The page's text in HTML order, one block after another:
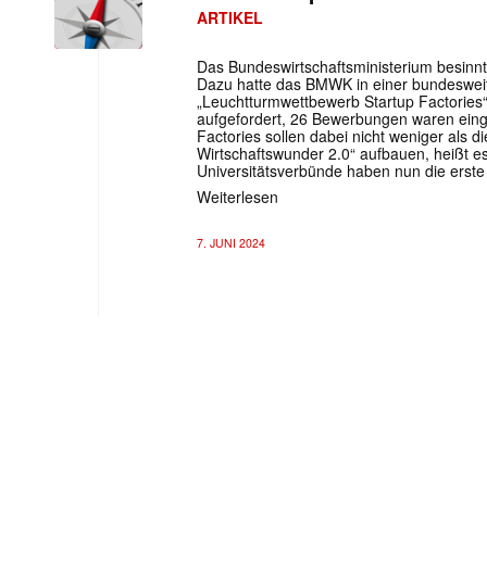
ARTIKEL
Das Bundeswirtschaftsministerium
Dazu hatte das BMWK in einer
„Leuchtturmwettbewerb Startup
aufgefordert, 26 Bewerbungen waren
Factories sollen dabei nicht weniger als
Wirtschaftswunder 2.0“ aufbauen, heißt
Universitätsverbünde haben nun die
Weiterlesen
7. JUNI 2024